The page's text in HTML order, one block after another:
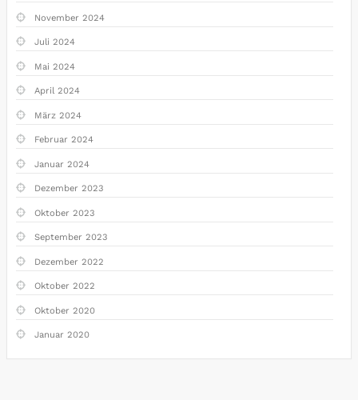
November 2024
Juli 2024
Mai 2024
April 2024
März 2024
Februar 2024
Januar 2024
Dezember 2023
Oktober 2023
September 2023
Dezember 2022
Oktober 2022
Oktober 2020
Januar 2020